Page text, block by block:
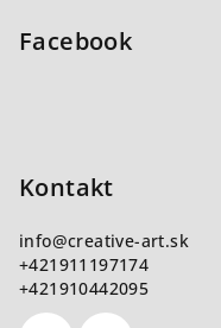
Facebook
Kontakt
info@creative-art.sk
+421911197174
+421910442095